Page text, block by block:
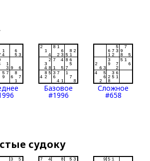
Базовое
#1996
Сложное
#658
судоку